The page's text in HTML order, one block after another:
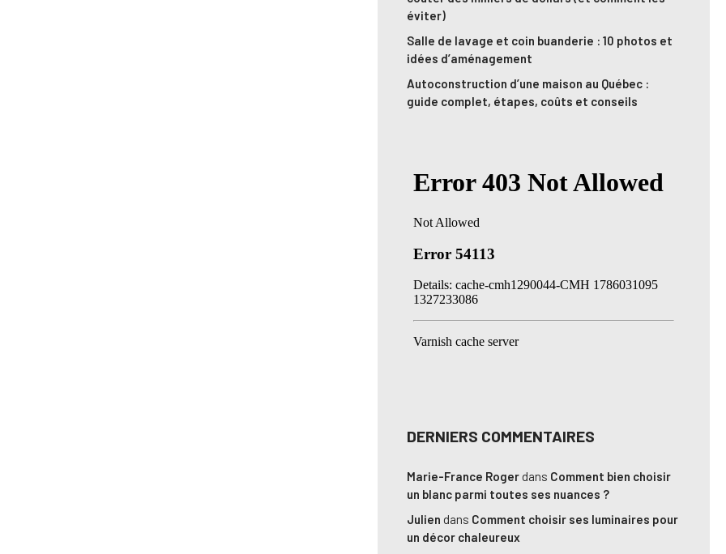
éviter)
Salle de lavage et coin buanderie : 10 photos et
idées d’aménagement
Autoconstruction d’une maison au Québec :
guide complet, étapes, coûts et conseils
DERNIERS COMMENTAIRES
Marie-France Roger dans Comment bien choisir
un blanc parmi toutes ses nuances ?
Julien dans Comment choisir ses luminaires pour
un décor chaleureux